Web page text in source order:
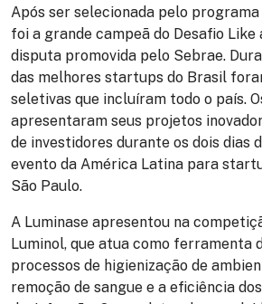
Após ser selecionada pelo programa
foi a grande campeã do Desafio Like
disputa promovida pelo Sebrae.
das melhores startups do Brasil
seletivas que incluíram todo o país.
apresentaram seus projetos
de investidores durante os dois dias
evento da América Latina para
São Paulo.
A Luminase apresentou na
Luminol, que atua como ferramenta
processos de higienização de
remoção de sangue e a eficiência